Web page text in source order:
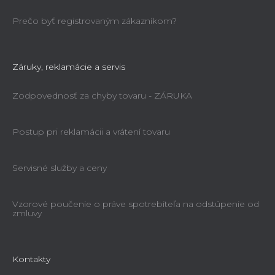
Prečo byť registrovaným zákazníkom?
Záruky, reklamácie a servis
Zodpovednosť za chyby tovaru - ZÁRUKA
Postup pri reklamácii a vrátení tovaru
Servisné služby a ceny
Vzorové poučenie o práve spotrebiteľa na odstúpenie od
zmluvy
Kontakty